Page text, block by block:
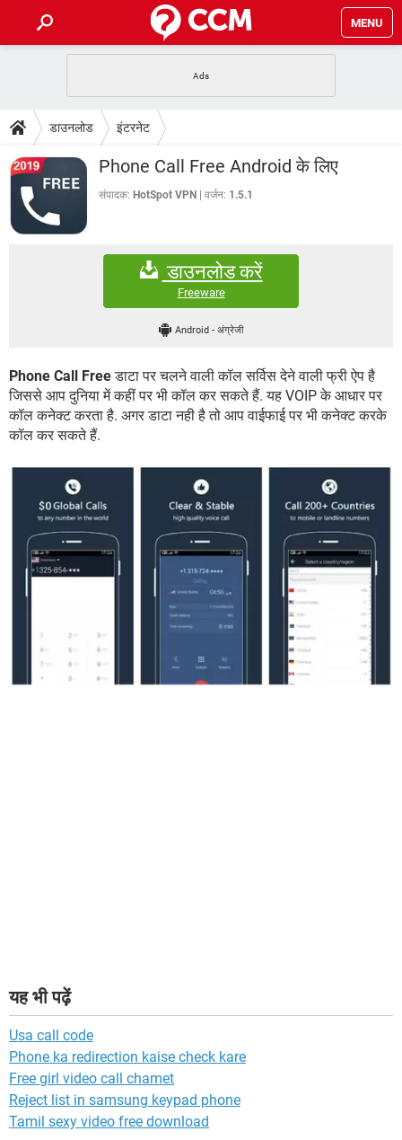
MENU
फोन पर अकाउंट बैलेंस चेक
WhatsApp Hack हो गया? Lucky Patcher यूज करें
टेक-स्पेशल
2020 के फ्री एंटीवायरस
बेस्ट फ्री ऑनलाइन गेम्स
डाउनलोड
Vidmate PUBG Mobile
WhatsRemoved+
FORUM
कंप्यूटर बस
डाउनलोड इंटरनेट
Phone Call Free Android के लिए
संपादक: HotSpot VPN वर्जन: 1.5.1
डाउनलोड करें
Freeware
Android - अंग्रेजी
Phone Call Freeडाटा पर चलने वाली कॉल सर्विस देने वाली फ्री ऐप है
जिससे आप दुनिया में कहीं पर भी कॉल कर सकते हैं. यह VOIP के आधार पर
कॉल कनेक्ट करता है. अगर डाटा नही है तो आप वाईफाई पर भी कनेक्ट करके
कॉल कर सकते हैं.
यह भी पढ़ें
Usa call code
Phone ka redirection kaise check kare
Free girl video call chamet
Reject list in samsung keypad phone
Tamil sexy video free download